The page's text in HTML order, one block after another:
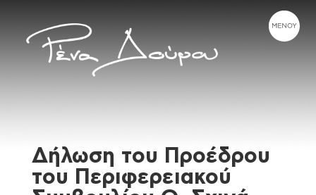
Δήλωση του Προέδρου
του Περιφερειακού